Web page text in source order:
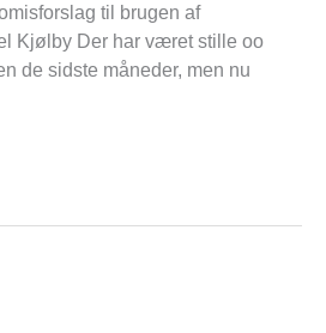
til brugen af
Kjølby Der har været stille oo
de sidste måneder, men nu